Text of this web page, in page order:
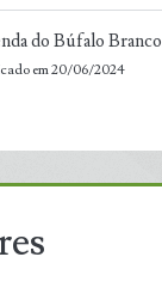
do Búfalo Branco
em 20/06/2024